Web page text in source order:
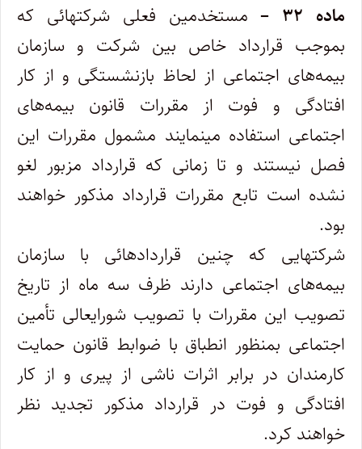
ماده ۳۲ –
مستخدمین فعلی شرکتهائی که
بموجب قرارداد خاص بین شرکت و سازمان
بیمه‌های اجتماعی از لحاظ بازنشستگی و از کار
افتادگی و ‌فوت از مقررات قانون بیمه‌های
اجتماعی استفاده مینمایند مشمول مقررات این
فصل نیستند و تا زمانی که قرارداد مزبور لغو
نشده است تابع مقررات ‌قرارداد مذکور خواهند
بود.
‌شرکتهایی که چنین قراردادهائی با سازمان
بیمه‌های اجتماعی دارند ظرف سه ماه از تاریخ
تصویب این مقررات با تصویب شورایعالی تأمین
اجتماعی ‌بمنظور انطباق با ضوابط قانون حمایت
کارمندان در برابر اثرات ناشی از پیری و از کار
افتادگی و فوت در قرارداد مذکور تجدید نظر
خواهند کرد.